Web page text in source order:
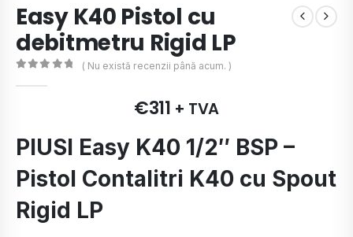
Easy K40 Pistol cu
debitmetru Rigid LP
( Nu există recenzii până acum. )
€311 + TVA
PIUSI Easy K40 1/2″ BSP –
Pistol Contalitri K40 cu Spout
Rigid LP